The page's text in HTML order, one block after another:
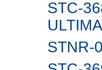
STC-
STNR-